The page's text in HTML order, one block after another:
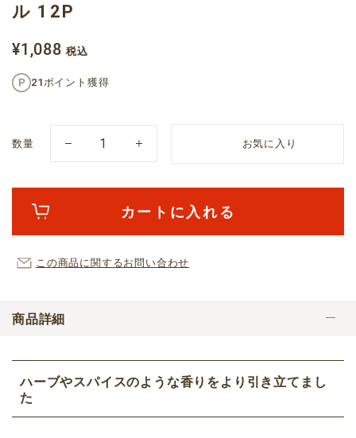
ル 12P
¥1,088 税込
21ポイント獲得
数量 お気に入り
カートに入れる
この商品に関するお問い合わせ
商品詳細
ハーブやスパイスのような香りをより引き立てまし
た